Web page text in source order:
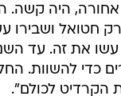
היה קשה.
רק חטואל ושבירו
את זה. עד
כדי להשוות.
הקרדיט לכולם".